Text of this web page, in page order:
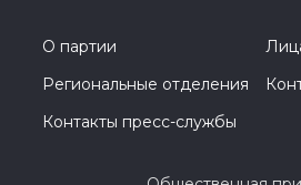
О партии
Региональные отделения
Контакты пресс-службы